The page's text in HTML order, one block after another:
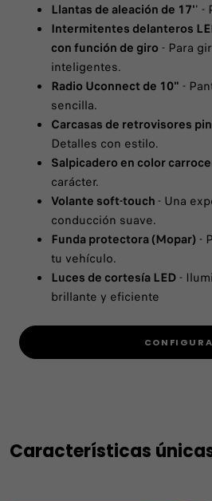
Llantas de aleación de 17'' -
Intermitentes delanteros
con función de giro - Para
inteligentes.
Radio Uconnect de 10" -
sencilla.
Carcasas de retrovisores
Detalles con estilo.
Salpicadero en color
carácter.
Volante soft-touch - Una
conducción suave.
Funda protectora (Mopar) -
tu vehículo.
Luces de cortesía LED -
brillante y eficiente
CONFIGURA
Características